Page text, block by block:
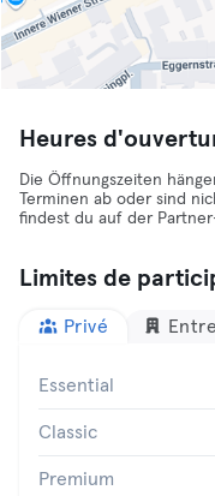
Heures
Die Öffnungszeiten
Terminen ab oder sind
findest du auf der
Limites de
Privé
Essential
Classic
Premium